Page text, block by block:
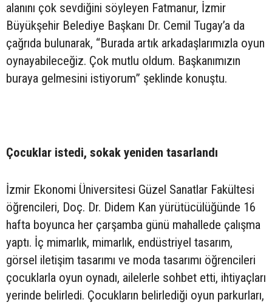
alanını çok sevdiğini söyleyen Fatmanur, İzmir
Büyükşehir Belediye Başkanı Dr. Cemil Tugay’a da
çağrıda bulunarak, “Burada artık arkadaşlarımızla oyun
oynayabileceğiz. Çok mutlu oldum. Başkanımızın
buraya gelmesini istiyorum” şeklinde konuştu.
Çocuklar istedi, sokak yeniden tasarlandı
İzmir Ekonomi Üniversitesi Güzel Sanatlar Fakültesi
öğrencileri, Doç. Dr. Didem Kan yürütücülüğünde 16
hafta boyunca her çarşamba günü mahallede çalışma
yaptı. İç mimarlık, mimarlık, endüstriyel tasarım,
görsel iletişim tasarımı ve moda tasarımı öğrencileri
çocuklarla oyun oynadı, ailelerle sohbet etti, ihtiyaçları
yerinde belirledi. Çocukların belirlediği oyun parkurları,